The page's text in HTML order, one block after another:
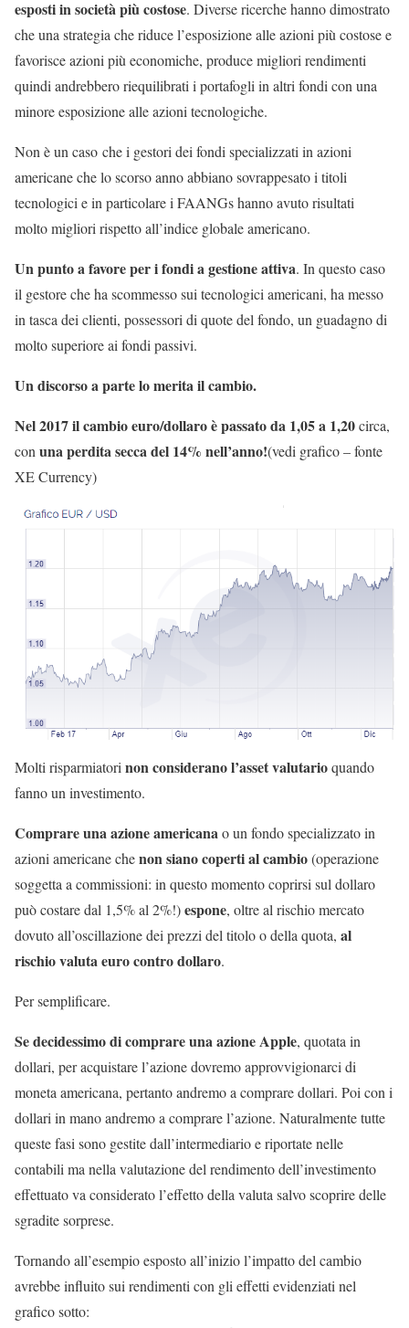
esposti in società più costose. Diverse ricerche hanno dimostrato
che una strategia che riduce l’esposizione alle azioni più costose e
favorisce azioni più economiche, produce migliori rendimenti
quindi andrebbero riequilibrati i portafogli in altri fondi con una
minore esposizione alle azioni tecnologiche.
Non è un caso che i gestori dei fondi specializzati in azioni
americane che lo scorso anno abbiano sovrappesato i titoli
tecnologici e in particolare i FAANGs hanno avuto risultati
molto migliori rispetto all’indice globale americano.
Un punto a favore per i fondi a gestione attiva. In questo caso
il gestore che ha scommesso sui tecnologici americani, ha messo
in tasca dei clienti, possessori di quote del fondo, un guadagno di
molto superiore ai fondi passivi.
Un discorso a parte lo merita il cambio.
Nel 2017 il cambio euro/dollaro è passato da 1,05 a 1,20circa,
con una perdita secca del 14% nell’anno!(vedi grafico – fonte
XE Currency)
Molti risparmiatori non considerano l’asset valutarioquando
fanno un investimento.
Comprare una azione americanao un fondo specializzato in
azioni americane chenon siano coperti al cambio(operazione
soggetta a commissioni: in questo momento coprirsi sul dollaro
può costare dal 1,5% al 2%!)espone, oltre al rischio mercato
dovuto all’oscillazione dei prezzi del titolo o della quota, al
rischio valuta euro contro dollaro.
Per semplificare.
Se decidessimo di comprare una azione Apple, quotata in
dollari, per acquistare l’azione dovremo approvvigionarci di
moneta americana, pertanto andremo a comprare dollari. Poi con i
dollari in mano andremo a comprare l’azione. Naturalmente tutte
queste fasi sono gestite dall’intermediario e riportate nelle
contabili ma nella valutazione del rendimento dell’investimento
effettuato va considerato l’effetto della valuta salvo scoprire delle
sgradite sorprese.
Tornando all’esempio esposto all’inizio l’impatto del cambio
avrebbe influito sui rendimenti con gli effetti evidenziati nel
grafico sotto: